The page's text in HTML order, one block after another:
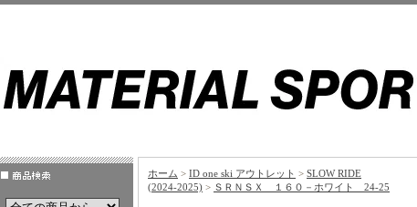
ホーム > ID one ski アウトレット > SLOW RIDE
(2024-2025) > ＳＲＮＳＸ １６０－ホワイト 24-25